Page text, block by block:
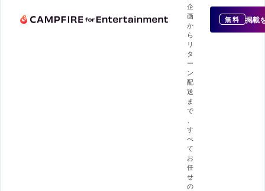
企
画
か
ら
リ
タ
ー
ン
配
送
ま
で
す
べ
て
お
任
せ
の
無料 掲載